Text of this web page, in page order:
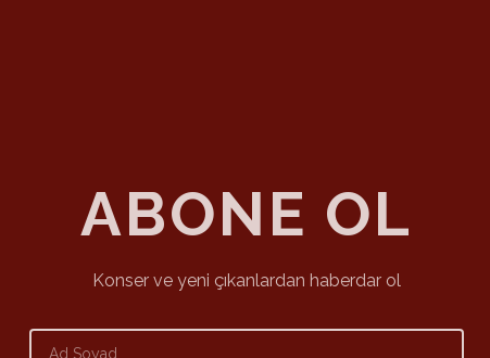
ABONE OL
Konser ve yeni çıkanlardan haberdar ol